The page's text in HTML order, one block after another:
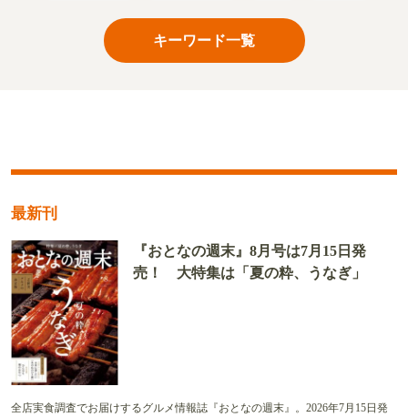
キーワード一覧
最新刊
『おとなの週末』8月号は7月15日発
売！ 大特集は「夏の粋、うなぎ」
全店実食調査でお届けするグルメ情報誌『おとなの週末』。2026年7月15日発